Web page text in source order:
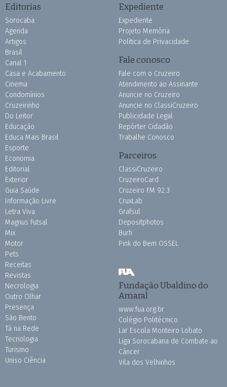
Editorias
Sorocaba
Agenda
Artigos
Brasil
Canal 1
Casa e Acabamento
Cinema
Condomínios
Cruzeirinho
Do Leitor
Educação
Educa Mais Brasil
Esporte
Economia
Editorial
Exterior
Guia Saúde
Informação Livre
Letra Viva
Magnus Futsal
Mix
Motor
Pets
Receitas
Revistas
Necrologia
Outro Olhar
Presença
São Bento
Tá na Rede
Tecnologia
Turismo
Uniso Ciência
Expediente
Expediente
Projeto Memória
Política de Privacidade
Fale conosco
Fale com o Cruzeiro
Atendimento ao Assinante
Anuncie no Cruzeiro
Anuncie no ClassiCruzeiro
Publicidade Legal
Repórter Cidadão
Trabalhe Conosco
Parceiros
ClassiCruzeiro
CruzeiroCard
Cruzeiro FM 92.3
CruxLab
Grafsul
Depositphotos
Burh
Pink do Bem OSSEL
Fundação Ubaldino do
Amaral
www.fua.org.br
Colégio Politécnico
Lar Escola Monteiro Lobato
Liga Sorocabana de Combate ao
Câncer
Vila dos Velhinhos